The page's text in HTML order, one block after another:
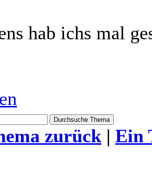
hab ichs mal
zurück | Ein